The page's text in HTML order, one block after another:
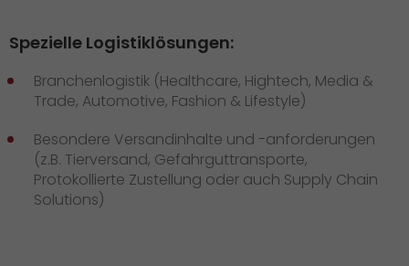
Spezielle Logistiklösungen:
Branchenlogistik (Healthcare, Hightech, Media &
Trade, Automotive, Fashion & Lifestyle)
Besondere Versandinhalte und -anforderungen
(z.B. Tierversand, Gefahrguttransporte,
Protokollierte Zustellung oder auch Supply Chain
Solutions)